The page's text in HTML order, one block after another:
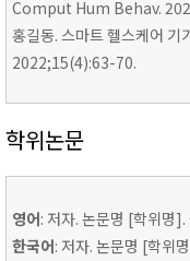
Comput Hum Behav.
홍길동. 스마트 헬스케어 기
2022;15(4):63-70.
학위논문
영어: 저자. 논문명 [학위명
한국어: 저자. 논문명 [학위